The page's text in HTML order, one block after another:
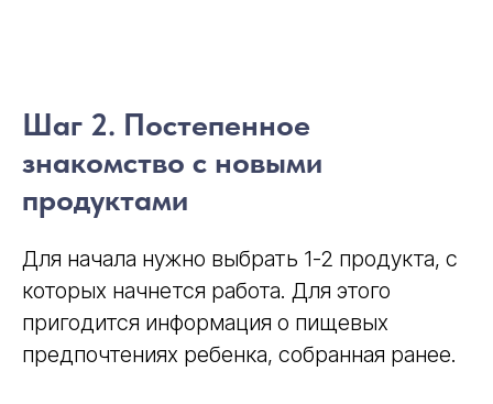
Шаг 2. Постепенное
знакомство с новыми
продуктами
Для начала нужно выбрать 1-2 продукта, с
которых начнется работа. Для этого
пригодится информация о пищевых
предпочтениях ребенка, собранная ранее.